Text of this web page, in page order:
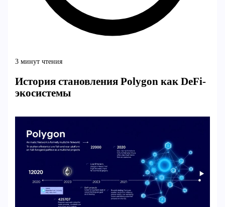
3 минут чтения
История становления Polygon как DeFi-
экосистемы